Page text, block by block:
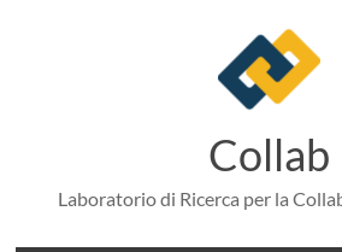
Collab
Laboratorio di Ricerca per la